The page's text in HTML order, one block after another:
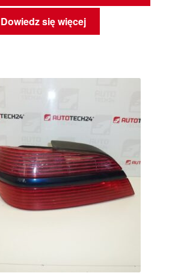
Dowiedz się więcej